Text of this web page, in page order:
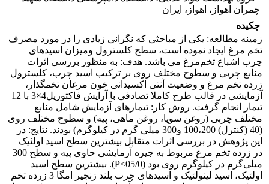
چمران اهواز، اهواز، ایران
چکیده
زمینه مطالعه: یکی از مباحثی که نگرانی زیادی را در مورد مصرف
تخم مرغ ایجاد نموده است، سطح کلسترول ومیزان اسیدهای
چرب اشباع تخم‌مرغ می باشد. هدف: به منظور بررسی اثرات
منابع چربی و سطوح مختلف روی بر ترکیب اسید چرب، کلسترول
زرده تخم مرغ و وضعیت آنتی اکسیدانی خون مرغان تخمگذار،
آزمایشی در قالب طرح کاملا تصادفی با آرایش فاکتوریل4×3 با 12
تیمار انجام گرفت. روش کار: تیمارهای آزمایش شامل منابع
مختلف چربی (روغن سویا، روغن ماهی، پیه) و سطوح مختلف روی
(40 (کنترل) 100،200 و300 میلی گرم در کیلوگرم) بودند. نتایج: در
این پژوهش در بررسی اثرات متقابل بیشترین سطح اسید اولئیک
در زرده تخم مرغ مربوط به جیره آزمایشی حاوی پیه و سطح 300
میلی‌گرم در کیلوگرم روی بود (05/0>P). بیشترین سطح اسید
اولئیک، اسید لینولئیک و اسیدهای چرب بلند زنجیر امگا 3 زرده تخم